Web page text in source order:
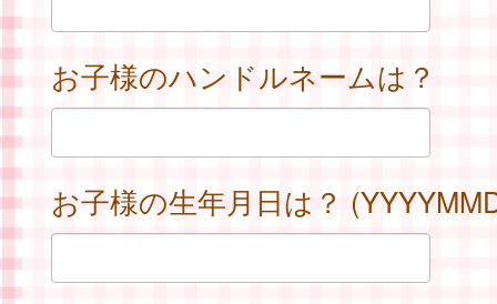
お子様のハンドルネームは？
お子様の生年月日は？